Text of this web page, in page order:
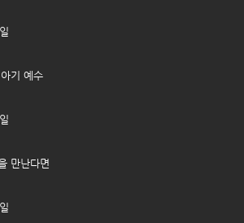
기 예수
만난다면